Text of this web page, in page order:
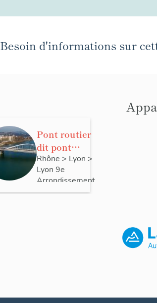
Besoin d'informations sur
Pont routier
dit pont
Schuman
Rhône > Lyon >
Lyon 9e
Arrondissement